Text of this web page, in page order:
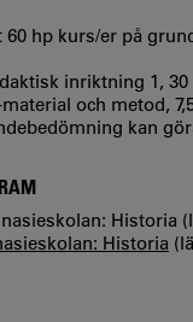
60 hp kurs/er på
inriktning 1,
och metod,
kan
Historia
Historia